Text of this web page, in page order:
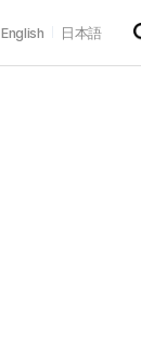
English 日本語